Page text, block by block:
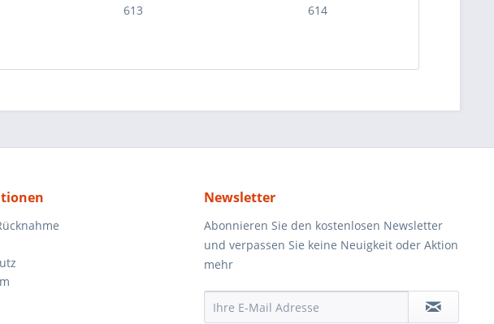
613
614
Newsletter
Abonnieren Sie den kostenlosen Newsletter
und verpassen Sie keine Neuigkeit oder Aktion
mehr